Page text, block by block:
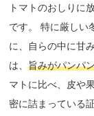
トマトのおしりに
です。 特に厳しい
に、自らの中に甘
は、旨みがパンパ
マトに比べ、皮や
密に詰まっている